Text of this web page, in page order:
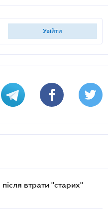
увійти
втрати "старих"